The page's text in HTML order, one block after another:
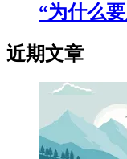
“为什么
近期文章